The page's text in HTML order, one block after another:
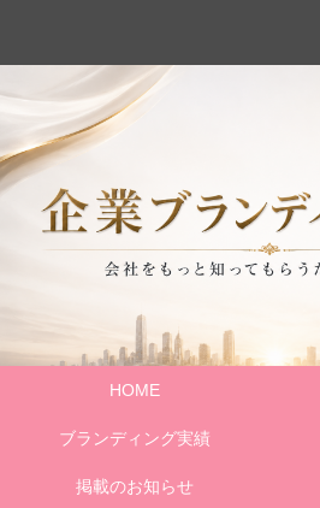
HOME
ブランディング実績
掲載のお知らせ